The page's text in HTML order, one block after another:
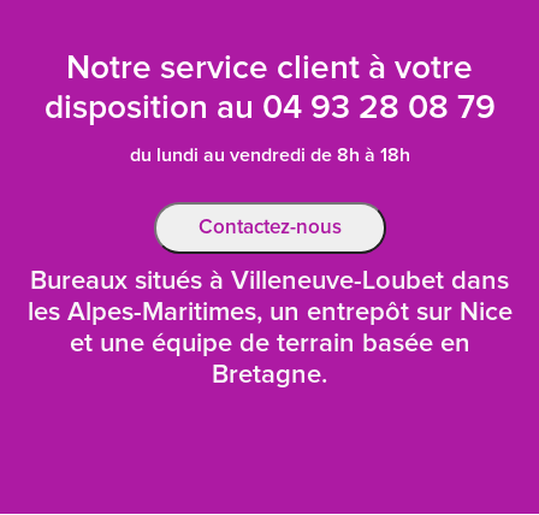
Notre service client à votre
disposition au 04 93 28 08 79
du lundi au vendredi de 8h à 18h
Contactez-nous
Bureaux situés à Villeneuve-Loubet dans
les Alpes-Maritimes, un entrepôt sur Nice
et une équipe de terrain basée en
Bretagne.